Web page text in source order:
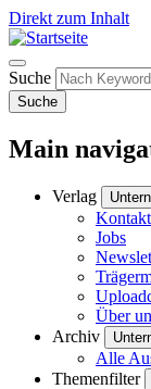
Direkt zum Inhalt
Suche
Suche
Main
Verlag
Kontakt
Jobs
Über
Archiv
Alle
Themenfilter